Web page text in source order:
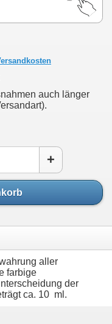
auch länger
+
aller
farbige
der
ca. 10 ml.